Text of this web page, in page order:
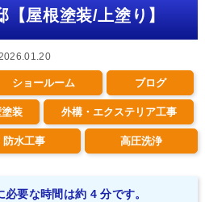
屋根塗装/上塗り】
ショールーム ブログ
装 外構・エクステリア工事
防水工事 高圧洗浄
要な時間は約 4 分です。